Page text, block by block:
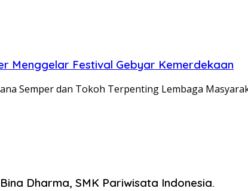
Menggelar Festival Gebyar Kemerdekaan
Semper dan Tokoh Terpenting Lembaga
Dharma, SMK Pariwisata Indonesia.